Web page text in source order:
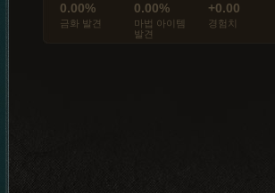
0.00%
금화 발견
0.00%
마법 아이템
발견
+0.00
경험치